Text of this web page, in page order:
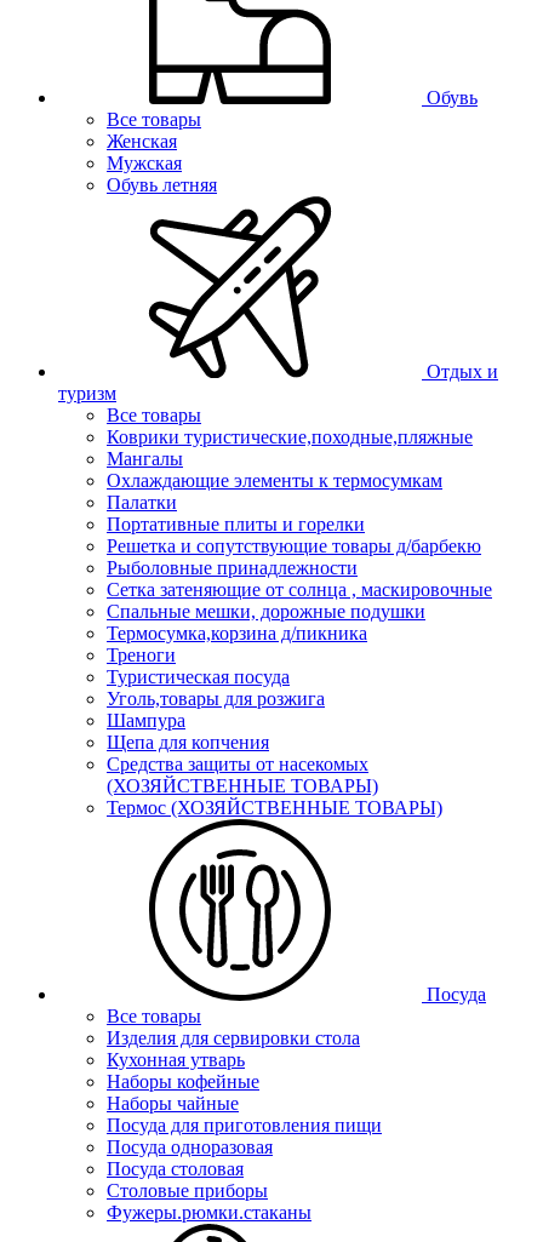
Обувь
Все товары
Женская
Мужская
Обувь летняя
Отдых и
туризм
Все товары
Коврики туристические,походные,пляжные
Мангалы
Охлаждающие элементы к термосумкам
Палатки
Портативные плиты и горелки
Решетка и сопутствующие товары д/барбекю
Рыболовные принадлежности
Сетка затеняющие от солнца , маскировочные
Спальные мешки, дорожные подушки
Термосумка,корзина д/пикника
Треноги
Туристическая посуда
Уголь,товары для розжига
Шампура
Щепа для копчения
Средства защиты от насекомых
(ХОЗЯЙСТВЕННЫЕ ТОВАРЫ)
Термос (ХОЗЯЙСТВЕННЫЕ ТОВАРЫ)
Посуда
Все товары
Изделия для сервировки стола
Кухонная утварь
Наборы кофейные
Наборы чайные
Посуда для приготовления пищи
Посуда одноразовая
Посуда столовая
Столовые приборы
Фужеры.рюмки.стаканы